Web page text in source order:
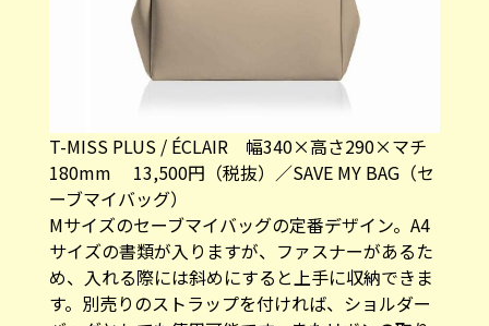
T-MISS PLUS / ÉCLAIR 幅340×高さ290×マチ
ーブマイバッグ）
Mサイズのセーブマイバッグの定番デザイン。A4
サイズの書類が入りますが、ファスナーがあるた
め、入れる際には斜めにすると上手に収納できま
す。別売りのストラップを付ければ、ショルダー
バッグとしても使用可能です。またリボンの取り
外しができて、付け替えが可能なので、好きな色